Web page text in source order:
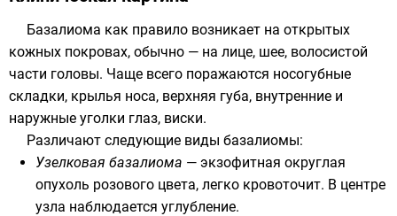
Базалиома как правило возникает на открытых
кожных покровах, обычно — на лице, шее, волосистой
части головы. Чаще всего поражаются носогубные
складки, крылья носа, верхняя губа, внутренние и
наружные уголки глаз, виски.
Различают следующие виды базалиомы:
Узелковая базалиома — экзофитная округлая
опухоль розового цвета, легко кровоточит. В центре
узла наблюдается углубление.